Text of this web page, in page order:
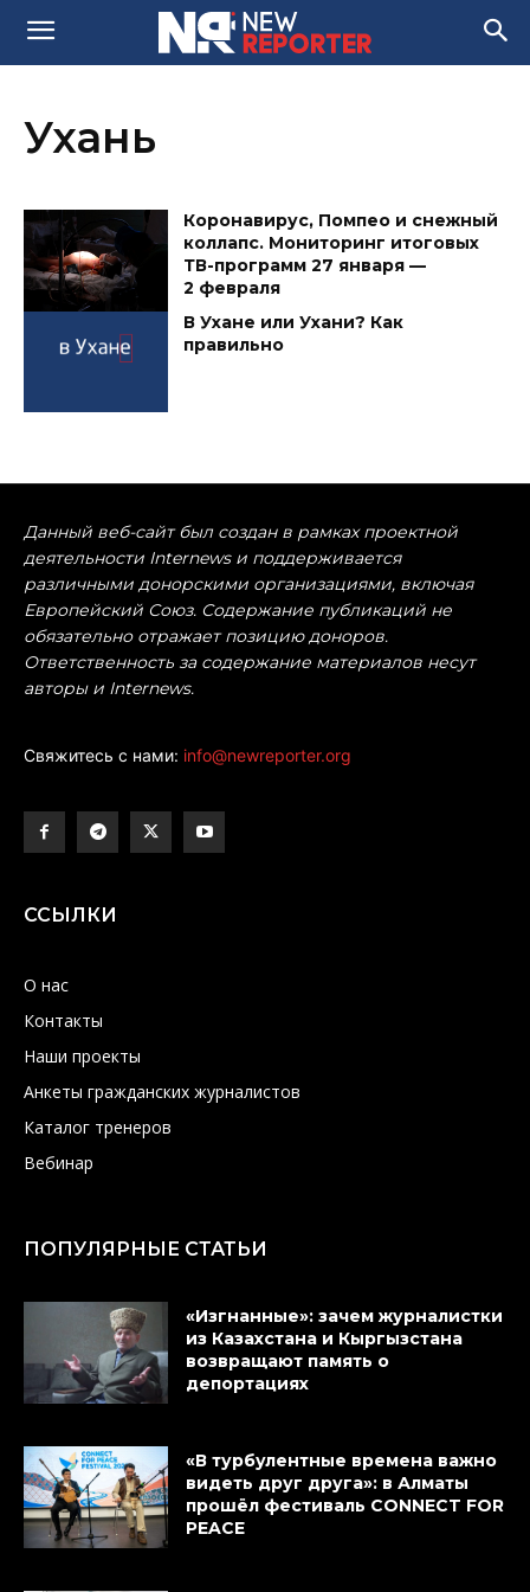
Ухань
Коронавирус, Помпео и снежный
коллапс. Мониторинг итоговых
ТВ-программ 27 января —
2 февраля
В Ухане или Ухани? Как
правильно
Данный веб-сайт был создан в рамках проектной
деятельности Internews и поддерживается
различными донорскими организациями, включая
Европейский Союз. Содержание публикаций не
обязательно отражает позицию доноров.
Ответственность за содержание материалов несут
авторы и Internews.
Свяжитесь с нами: info@newreporter.org
ССЫЛКИ
О нас
Контакты
Наши проекты
Анкеты гражданских журналистов
Каталог тренеров
Вебинар
ПОПУЛЯРНЫЕ СТАТЬИ
«Изгнанные»: зачем журналистки
из Казахстана и Кыргызстана
возвращают память о
депортациях
«В турбулентные времена важно
видеть друг друга»: в Алматы
прошёл фестиваль CONNECT FOR
PEACE